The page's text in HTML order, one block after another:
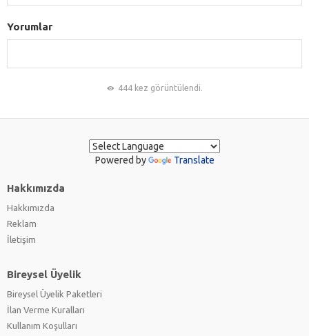
Yorumlar
444 kez görüntülendi.
Powered by Translate
Hakkımızda
Hakkımızda
Reklam
İletişim
Bireysel Üyelik
Bireysel Üyelik Paketleri
İlan Verme Kuralları
Kullanım Koşulları